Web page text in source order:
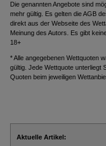
Die genannten Angebote sind
mehr gültig. Es gelten die AGB
direkt aus der Webseite des
Meinung des Autors. Es gibt
18+
* Alle angegebenen Wettquoten
gültig. Jede Wettquote unterliegt
Quoten beim jeweiligen
Aktuelle Artikel: